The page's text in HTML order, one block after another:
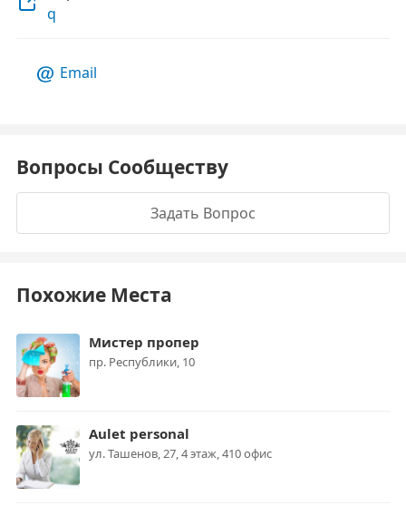
q
Email
Вопросы Сообществу
Задать Вопрос
Похожие Места
Мистер пропер
пр. Республики, 10
Aulet personal
ул. Ташенов, 27, 4 этаж, 410 офис